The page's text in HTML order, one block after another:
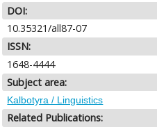
DOI:
10.35321/all87-07
ISSN:
1648-4444
Subject area:
Kalbotyra / Linguistics
Related Publications: